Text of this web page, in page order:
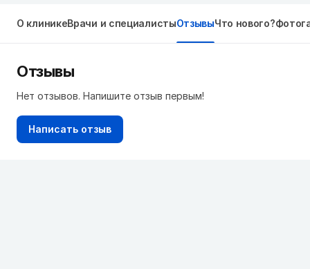
О клиникеВрачи и специалистыОтзывыЧто нового?
Отзывы
Нет отзывов. Напишите отзыв первым!
Написать отзыв